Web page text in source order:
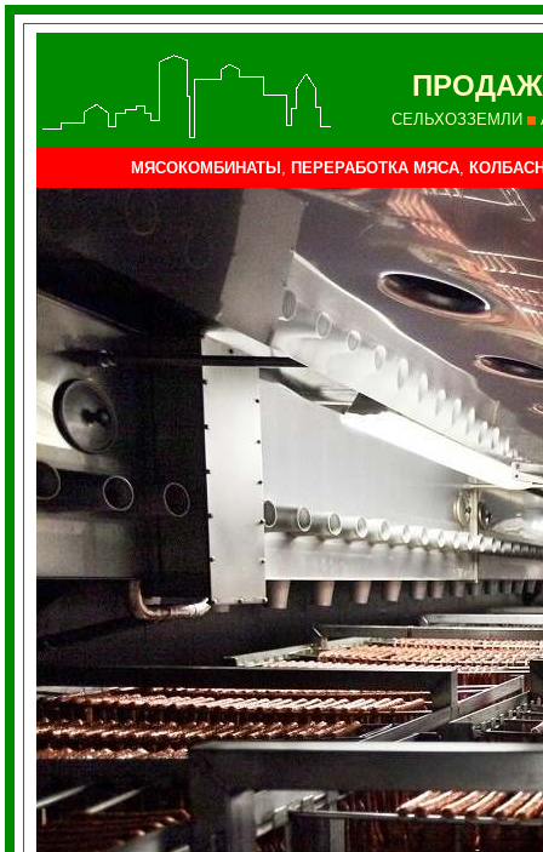
СЕЛЬХОЗЗЕМЛИ
МЯСОКОМБИНАТЫ , ПЕРЕРАБОТКА МЯСА,